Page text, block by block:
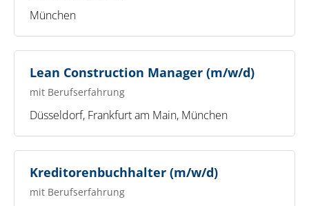
München
Lean Construction Manager (m/w/d)
mit Berufserfahrung
Düsseldorf, Frankfurt am Main, München
Kreditorenbuchhalter (m/w/d)
mit Berufserfahrung